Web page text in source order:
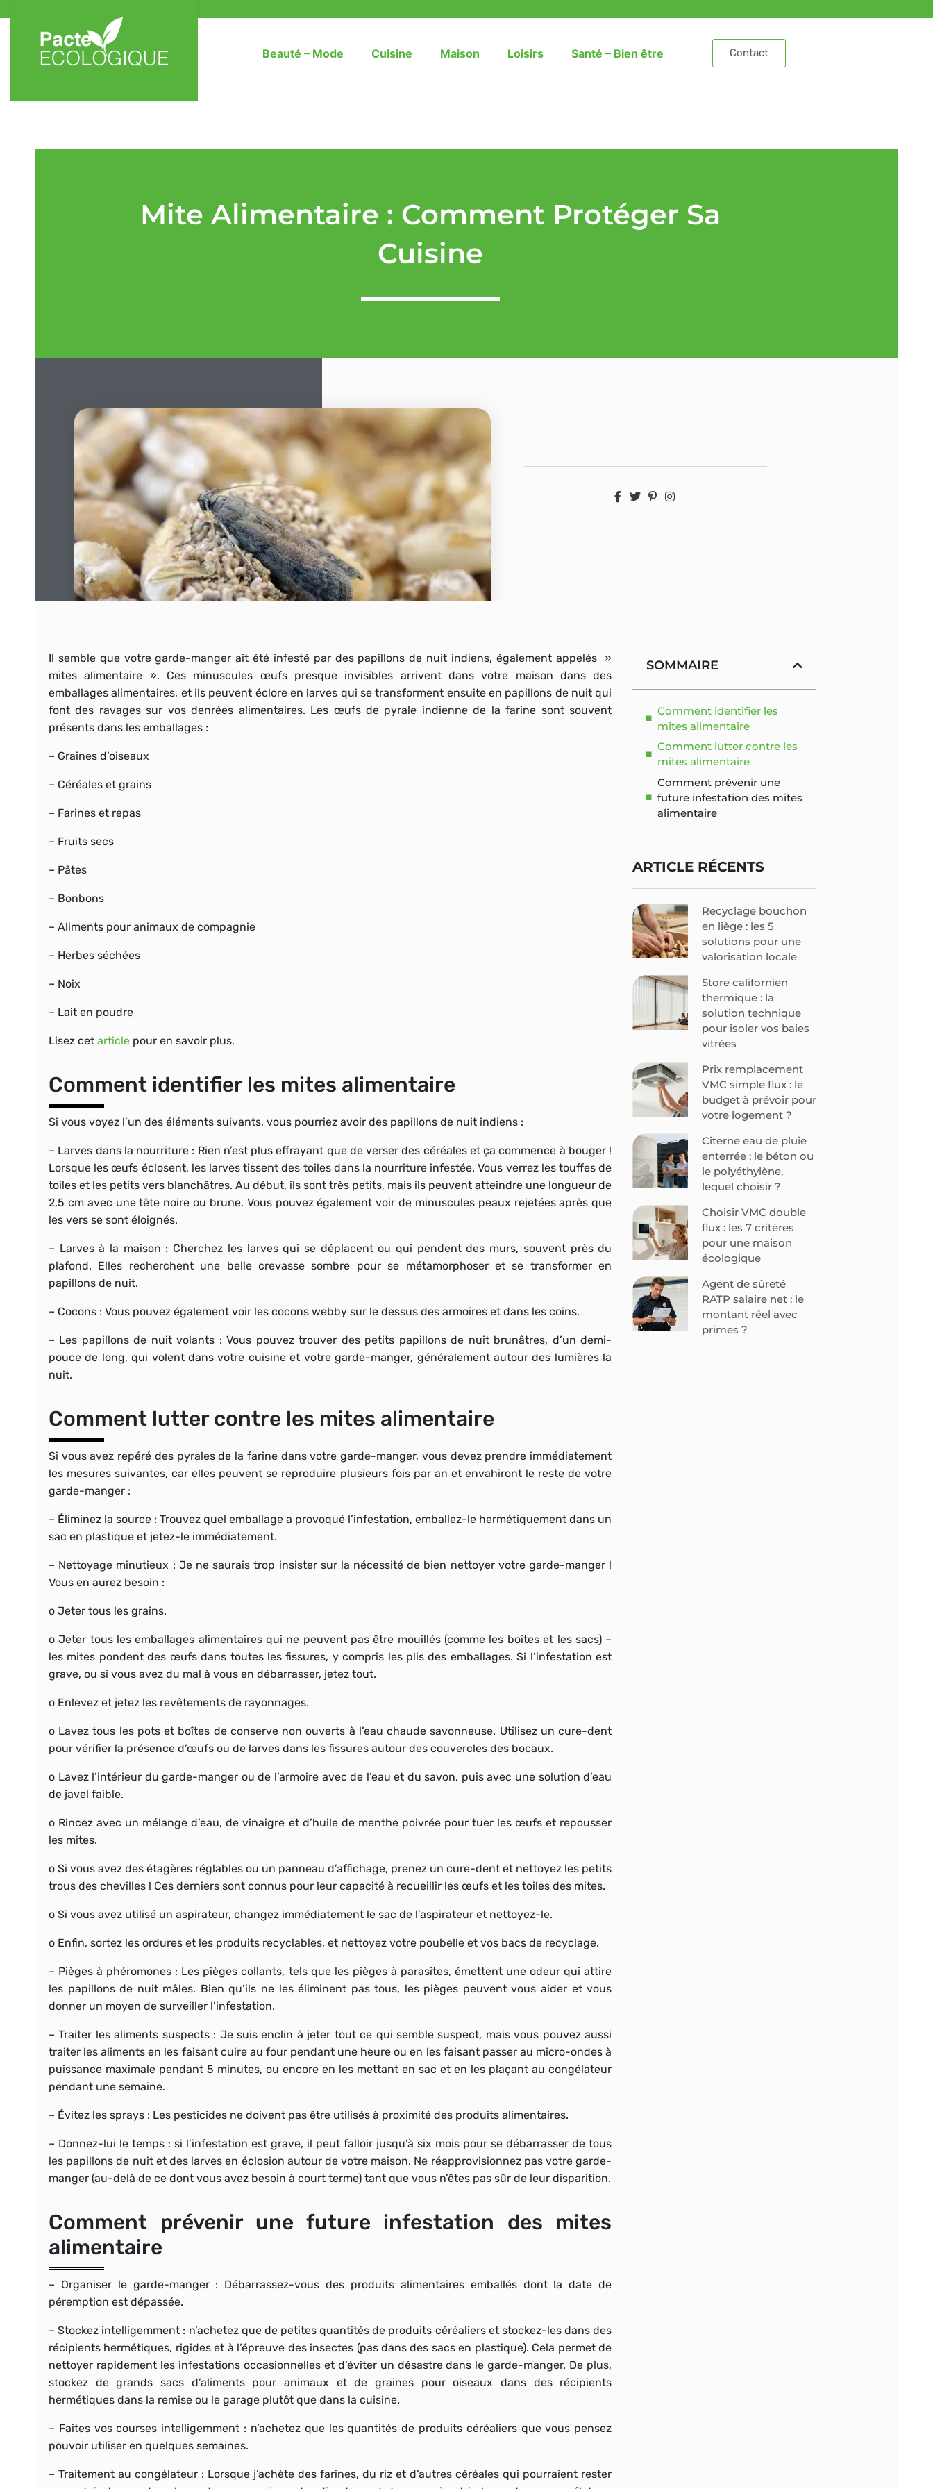
Beauté – Mode Cuisine Maison Loisirs Santé – Bien être Contact
Mite Alimentaire : Comment Protéger Sa
Cuisine
Il semble que votre garde-manger ait été infesté par des papillons de nuit indiens, également appelés »
mites alimentaire ». Ces minuscules œufs presque invisibles arrivent dans votre maison dans des
emballages alimentaires, et ils peuvent éclore en larves qui se transforment ensuite en papillons de nuit qui
font des ravages sur vos denrées alimentaires. Les œufs de pyrale indienne de la farine sont souvent
présents dans les emballages :
– Graines d’oiseaux
– Céréales et grains
– Farines et repas
– Fruits secs
– Pâtes
– Bonbons
– Aliments pour animaux de compagnie
– Herbes séchées
– Noix
– Lait en poudre
Lisez cet article pour en savoir plus.
Comment identifier les mites alimentaire
Si vous voyez l’un des éléments suivants, vous pourriez avoir des papillons de nuit indiens :
– Larves dans la nourriture : Rien n’est plus effrayant que de verser des céréales et ça commence à bouger !
Lorsque les œufs éclosent, les larves tissent des toiles dans la nourriture infestée. Vous verrez les touffes de
toiles et les petits vers blanchâtres. Au début, ils sont très petits, mais ils peuvent atteindre une longueur de
2,5 cm avec une tête noire ou brune. Vous pouvez également voir de minuscules peaux rejetées après que
les vers se sont éloignés.
– Larves à la maison : Cherchez les larves qui se déplacent ou qui pendent des murs, souvent près du
plafond. Elles recherchent une belle crevasse sombre pour se métamorphoser et se transformer en
papillons de nuit.
– Cocons : Vous pouvez également voir les cocons webby sur le dessus des armoires et dans les coins.
– Les papillons de nuit volants : Vous pouvez trouver des petits papillons de nuit brunâtres, d’un demi-
pouce de long, qui volent dans votre cuisine et votre garde-manger, généralement autour des lumières la
nuit.
Comment lutter contre les mites alimentaire
Si vous avez repéré des pyrales de la farine dans votre garde-manger, vous devez prendre immédiatement
les mesures suivantes, car elles peuvent se reproduire plusieurs fois par an et envahiront le reste de votre
garde-manger :
– Éliminez la source : Trouvez quel emballage a provoqué l’infestation, emballez-le hermétiquement dans un
sac en plastique et jetez-le immédiatement.
– Nettoyage minutieux : Je ne saurais trop insister sur la nécessité de bien nettoyer votre garde-manger !
Vous en aurez besoin :
o Jeter tous les grains.
o Jeter tous les emballages alimentaires qui ne peuvent pas être mouillés (comme les boîtes et les sacs) –
les mites pondent des œufs dans toutes les fissures, y compris les plis des emballages. Si l’infestation est
grave, ou si vous avez du mal à vous en débarrasser, jetez tout.
o Enlevez et jetez les revêtements de rayonnages.
o Lavez tous les pots et boîtes de conserve non ouverts à l’eau chaude savonneuse. Utilisez un cure-dent
pour vérifier la présence d’œufs ou de larves dans les fissures autour des couvercles des bocaux.
o Lavez l’intérieur du garde-manger ou de l’armoire avec de l’eau et du savon, puis avec une solution d’eau
de javel faible.
o Rincez avec un mélange d’eau, de vinaigre et d’huile de menthe poivrée pour tuer les œufs et repousser
les mites.
o Si vous avez des étagères réglables ou un panneau d’affichage, prenez un cure-dent et nettoyez les petits
trous des chevilles ! Ces derniers sont connus pour leur capacité à recueillir les œufs et les toiles des mites.
o Si vous avez utilisé un aspirateur, changez immédiatement le sac de l’aspirateur et nettoyez-le.
o Enfin, sortez les ordures et les produits recyclables, et nettoyez votre poubelle et vos bacs de recyclage.
– Pièges à phéromones : Les pièges collants, tels que les pièges à parasites, émettent une odeur qui attire
les papillons de nuit mâles. Bien qu’ils ne les éliminent pas tous, les pièges peuvent vous aider et vous
donner un moyen de surveiller l’infestation.
–Traiter les aliments suspects: Je suis enclin à jeter tout ce qui semble suspect, mais vous pouvez aussi
traiter les aliments en les faisant cuire au four pendant une heure ou en les faisant passer au micro-ondes à
puissance maximale pendant 5 minutes, ou encore en les mettant en sac et en les plaçant au congélateur
pendant une semaine.
– Évitez les sprays : Les pesticides ne doivent pas être utilisés à proximité des produits alimentaires.
– Donnez-lui le temps : si l’infestation est grave, il peut falloir jusqu’à six mois pour se débarrasser de tous
les papillons de nuit et des larves en éclosion autour de votre maison. Ne réapprovisionnez pas votre garde-
manger (au-delà de ce dont vous avez besoin à court terme) tant que vous n’êtes pas sûr de leur disparition.
Comment prévenir une future infestation des mites
alimentaire
– Organiser le garde-manger: Débarrassez-vous des produits alimentaires emballés dont la date de
péremption est dépassée.
–Stockez intelligemment : n’achetez que de petites quantités de produits céréaliers et stockez-les dans des
récipients hermétiques, rigides et à l’épreuve des insectes (pas dans des sacs en plastique). Cela permet de
nettoyer rapidement les infestations occasionnelles et d’éviter un désastre dans le garde-manger. De plus,
stockez de grands sacs d’aliments pour animaux et de graines pour oiseaux dans des récipients
hermétiques dans la remise ou le garage plutôt que dans la cuisine.
– Faites vos courses intelligemment : n’achetez que les quantités de produits céréaliers que vous pensez
pouvoir utiliser en quelques semaines.
–Traitement au congélateur : Lorsque j’achète des farines, du riz et d’autres céréales qui pourraient rester
SOMMAIRE
Comment identifier les
mites alimentaire
Comment lutter contre les
mites alimentaire
Comment prévenir une
future infestation des mites
alimentaire
ARTICLE RÉCENTS
Recyclage bouchon
en liège : les 5
solutions pour une
valorisation locale
Store californien
thermique : la
solution technique
pour isoler vos baies
vitrées
Prix remplacement
VMC simple flux : le
budget à prévoir pour
votre logement ?
Citerne eau de pluie
enterrée : le béton ou
le polyéthylène,
lequel choisir ?
Choisir VMC double
flux : les 7 critères
pour une maison
écologique
Agent de sûreté
RATP salaire net : le
montant réel avec
primes ?